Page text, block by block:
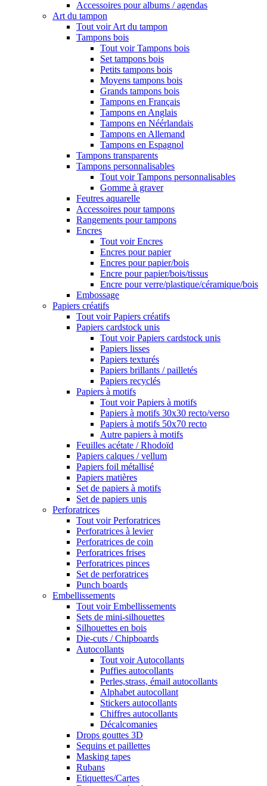
Accessoires pour albums / agendas
Art du tampon
Tout voir Art du tampon
Tampons bois
Tout voir Tampons bois
Set tampons bois
Petits tampons bois
Moyens tampons bois
Grands tampons bois
Tampons en Français
Tampons en Anglais
Tampons en Néérlandais
Tampons en Allemand
Tampons en Espagnol
Tampons transparents
Tampons personnalisables
Tout voir Tampons personnalisables
Gomme à graver
Feutres aquarelle
Accessoires pour tampons
Rangements pour tampons
Encres
Tout voir Encres
Encres pour papier
Encres pour papier/bois
Encre pour papier/bois/tissus
Encre pour verre/plastique/céramique/bois
Embossage
Papiers créatifs
Tout voir Papiers créatifs
Papiers cardstock unis
Tout voir Papiers cardstock unis
Papiers lisses
Papiers texturés
Papiers brillants / pailletés
Papiers recyclés
Papiers à motifs
Tout voir Papiers à motifs
Papiers à motifs 30x30 recto/verso
Papiers à motifs 50x70 recto
Autre papiers à motifs
Feuilles acétate / Rhodoïd
Papiers calques / vellum
Papiers foil métallisé
Papiers matières
Set de papiers à motifs
Set de papiers unis
Perforatrices
Tout voir Perforatrices
Perforatrices à levier
Perforatrices de coin
Perforatrices frises
Perforatrices pinces
Set de perforatrices
Punch boards
Embellissements
Tout voir Embellissements
Sets de mini-silhouettes
Silhouettes en bois
Die-cuts / Chipboards
Autocollants
Tout voir Autocollants
Puffies autocollants
Perles,strass, émail autocollants
Alphabet autocollant
Stickers autocollants
Chiffres autocollants
Décalcomanies
Drops gouttes 3D
Sequins et paillettes
Masking tapes
Rubans
Etiquettes/Cartes